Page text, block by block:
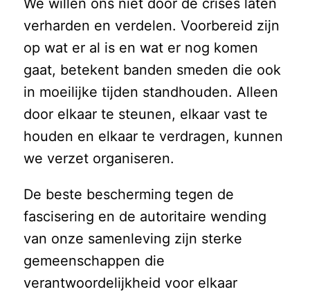
We willen ons niet door de crises laten
verharden en verdelen. Voorbereid zijn
op wat er al is en wat er nog komen
gaat, betekent banden smeden die ook
in moeilijke tijden standhouden. Alleen
door elkaar te steunen, elkaar vast te
houden en elkaar te verdragen, kunnen
we verzet organiseren.
De beste bescherming tegen de
fascisering en de autoritaire wending
van onze samenleving zijn sterke
gemeenschappen die
verantwoordelijkheid voor elkaar